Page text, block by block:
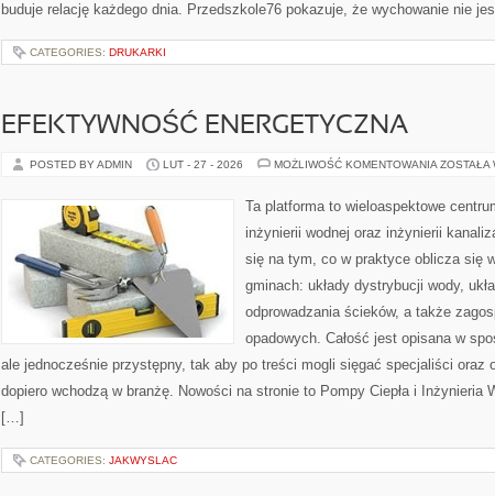
buduje relację każdego dnia. Przedszkole76 pokazuje, że wychowanie nie
CATEGORIES: DRUKARKI
EFEKTYWNOŚĆ ENERGETYCZNA
POSTED BY ADMIN LUT - 27 - 2026 MOŻLIWOŚĆ KOMENTOWANIA ZOSTAŁA
Ta platforma to wieloaspektowe
inżynierii wodnej oraz inżynierii
się na tym, co w praktyce oblicza się
gminach: układy dystrybucji wody,
odprowadzania ścieków, a także
opadowych. Całość jest opisana w
ale jednocześnie przystępny, tak aby po treści mogli sięgać specjaliści oraz
dopiero wchodzą w branżę. Nowości na stronie to Pompy Ciepła i Inżynieria
[…]
CATEGORIES: JAKWYSLAC